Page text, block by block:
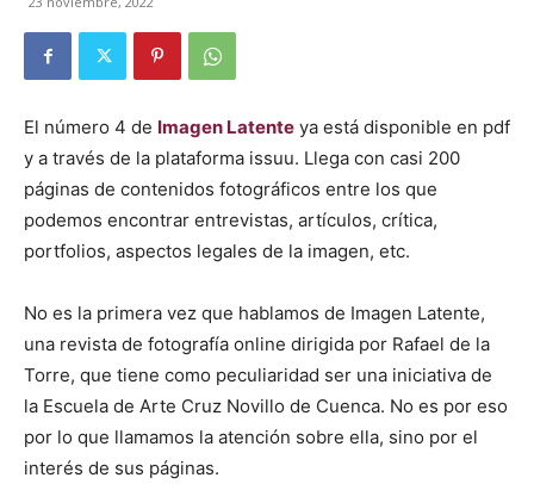
El número 4 de Imagen Latente ya está disponible en pdf
y a través de la plataforma issuu. Llega con casi 200
páginas de contenidos fotográficos entre los que
podemos encontrar entrevistas, artículos, crítica,
portfolios, aspectos legales de la imagen, etc.
No es la primera vez que hablamos de Imagen Latente,
una revista de fotografía online dirigida por Rafael de la
Torre, que tiene como peculiaridad ser una iniciativa de
la Escuela de Arte Cruz Novillo de Cuenca. No es por eso
por lo que llamamos la atención sobre ella, sino por el
interés de sus páginas.